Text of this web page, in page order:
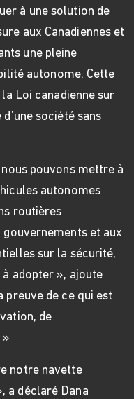
à une solution de
aux Canadiennes et
une pleine
autonome. Cette
Loi canadienne sur
société sans
pouvons mettre à
autonomes
routières
et aux
sur la sécurité,
adopter », ajoute
preuve de ce qui est
de
»
notre navette
a déclaré Dana